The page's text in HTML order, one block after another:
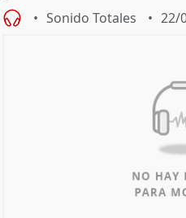
Sonido Totales 22/